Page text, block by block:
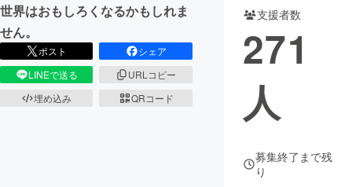
世界はおもしろくなるかもしれま
せん。
ポスト
シェア
LINEで送る
URLコピー
埋め込み
QRコード
支援者数
271
人
募集終了まで残
り